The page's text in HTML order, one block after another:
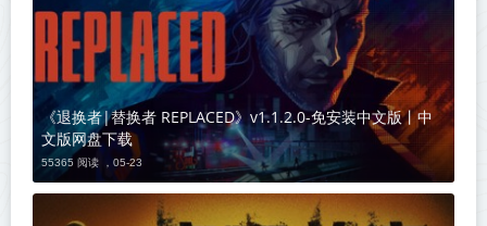
《退换者|替换者 REPLACED》v1.1.2.0-免安装中文版丨中
文版网盘下载
55365 阅读 ， 05-23